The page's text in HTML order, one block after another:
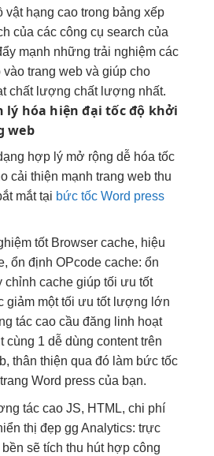
hạng cao trong bảng xếp
của các công cụ search của
mạnh những trải nghiệm các
vào trang web và giúp cho
chất lượng chất lượng nhất.
lý hóa hiện đại tốc độ khởi
web
hợp lý mở rộng dễhóa tốc
cải thiện mạnh trang web thu
mắttại bức tốc Word press
tốtBrowser cache, hiệu
ổn định OPcode cache: ổn
chỉnh cache giúp tối ưu tốt
giảm mộttối ưu tốtlượng lớn
tác caocầu đăng linh hoạt
cùng 1 dễ dùng content trên
thân thiện qua đó làm bức tốc
Word press của bạn.
tác caoJS, HTML, chi phí
thị đẹpgg Analytics: trực
bền sẽ tích thu húthợp công